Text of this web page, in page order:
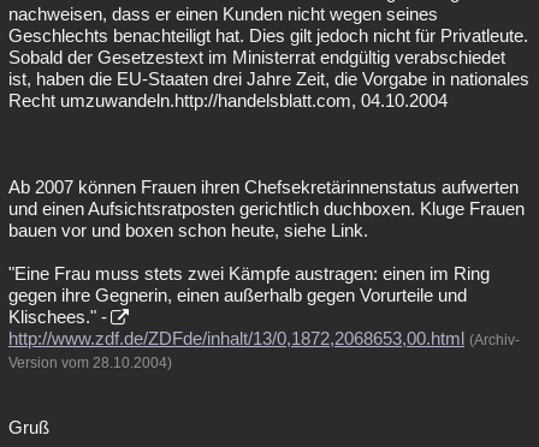
nachweisen, dass er einen Kunden nicht wegen seines
Geschlechts benachteiligt hat. Dies gilt jedoch nicht für Privatleute.
Sobald der Gesetzestext im Ministerrat endgültig verabschiedet
ist, haben die EU-Staaten drei Jahre Zeit, die Vorgabe in nationales
Recht umzuwandeln.http://handelsblatt.com, 04.10.2004
Ab 2007 können Frauen ihren Chefsekretärinnenstatus aufwerten
und einen Aufsichtsratposten gerichtlich duchboxen. Kluge Frauen
bauen vor und boxen schon heute, siehe Link.
"Eine Frau muss stets zwei Kämpfe austragen: einen im Ring
gegen ihre Gegnerin, einen außerhalb gegen Vorurteile und
Klischees." -
http://www.zdf.de/ZDFde/inhalt/13/0,1872,2068653,00.html (Archiv-
Version vom 28.10.2004)
Gruß